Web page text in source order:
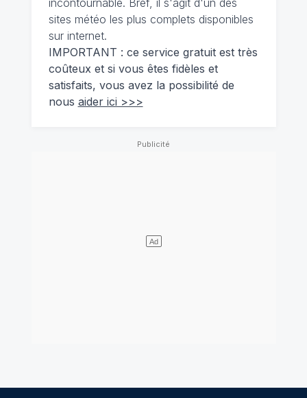
incontournable. Bref, il s'agit d'un des
sites météo les plus complets disponibles
sur internet.
IMPORTANT : ce service gratuit est très
coûteux et si vous êtes fidèles et
satisfaits, vous avez la possibilité de
nous aider ici >>>